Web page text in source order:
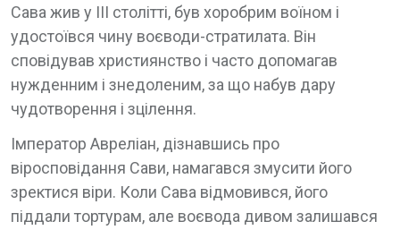
Сава жив у III столітті, був хоробрим воїном і
удостоївся чину воєводи-стратилата. Він
сповідував християнство і часто допомагав
нужденним і знедоленим, за що набув дару
чудотворення і зцілення.
Імператор Авреліан, дізнавшись про
віросповідання Сави, намагався змусити його
зректися віри. Коли Сава відмовився, його
піддали тортурам, але воєвода дивом залишався